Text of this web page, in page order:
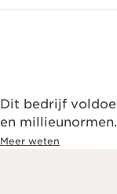
Dit bedrijf
en millieunormen.
Meer weten